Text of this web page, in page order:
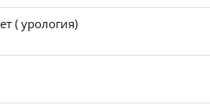
( урология)